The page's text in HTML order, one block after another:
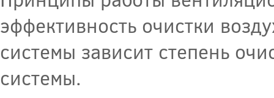
эффективность очистки
системы зависит степень
системы.